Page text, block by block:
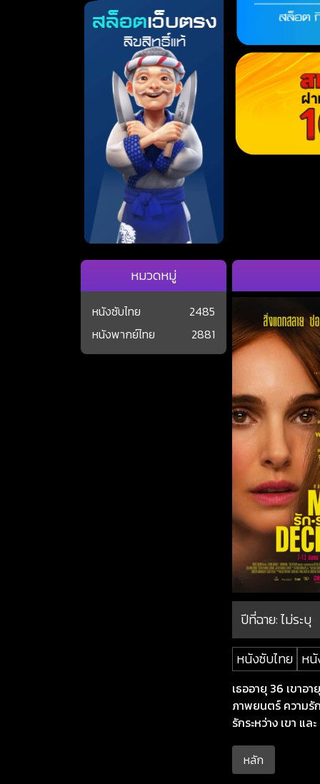
ปีที่ฉาย:ไม่ระบุ
หนังซับไทย หนั
เธออายุ 36 เขาอ
ภาพยนตร์ ความรั
รักระหว่าง เขา และ
หลัก
หมวดหมู่
หนังซับไทย
2485
หนังพากย์ไทย
2881